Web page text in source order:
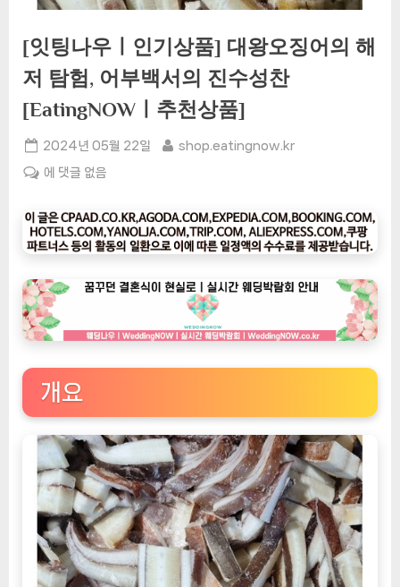
[잇팅나우ㅣ인기상품] 대왕오징어의 해
저 탐험, 어부백서의 진수성찬
[EatingNOWㅣ추천상품]
Posted
on
2024년 05월 22일 By
shop.eatingnow.kr
[잇
나
우
ㅣ
인
기
상
품]
왕
오
어
의
해
저
탐
험,
어
에 댓글 없음
개요